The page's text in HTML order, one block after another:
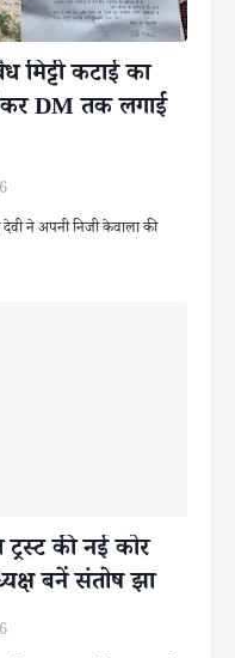
कटाई का
DM तक लगाई
देवी ने अपनी निजी केवाला की
की नई कोर
बनें संतोष झा